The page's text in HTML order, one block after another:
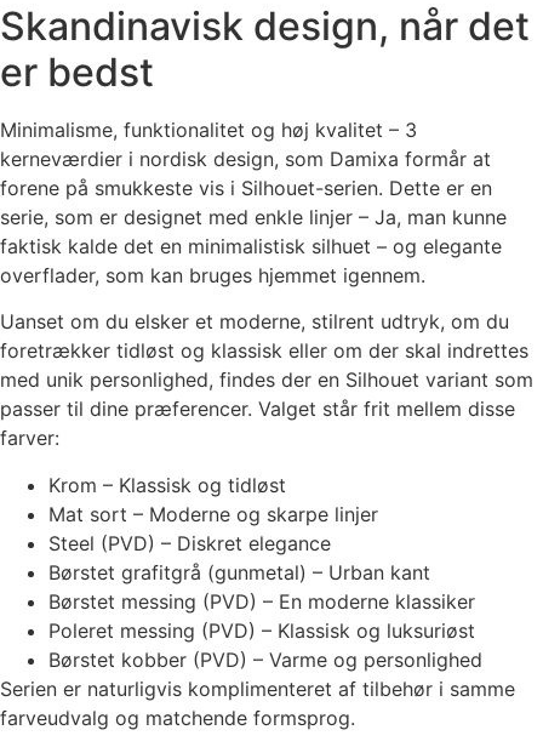
Skandinavisk design, når det
er bedst
Minimalisme, funktionalitet og høj kvalitet – 3
kerneværdier i nordisk design, som Damixa formår at
forene på smukkeste vis i Silhouet-serien. Dette er en
serie, som er designet med enkle linjer – Ja, man kunne
faktisk kalde det en minimalistisk silhuet – og elegante
overflader, som kan bruges hjemmet igennem.
Uanset om du elsker et moderne, stilrent udtryk, om du
foretrækker tidløst og klassisk eller om der skal indrettes
med unik personlighed, findes der en Silhouet variant som
passer til dine præferencer. Valget står frit mellem disse
farver:
Krom – Klassisk og tidløst
Mat sort – Moderne og skarpe linjer
Steel (PVD) – Diskret elegance
Børstet grafitgrå (gunmetal) – Urban kant
Børstet messing (PVD) – En moderne klassiker
Poleret messing (PVD) – Klassisk og luksuriøst
Børstet kobber (PVD) – Varme og personlighed
Serien er naturligvis komplimenteret af tilbehør i samme
farveudvalg og matchende formsprog.